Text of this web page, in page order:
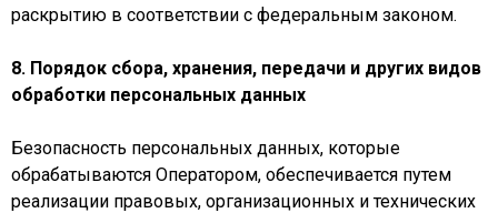
раскрытию в соответствии с федеральным законом.
8. Порядок сбора, хранения, передачи и других видов
обработки персональных данных
Безопасность персональных данных, которые
обрабатываются Оператором, обеспечивается путем
реализации правовых, организационных и технических